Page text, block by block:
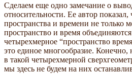
Сделаем еще одно замечание о
относительности. Ее автор показал,
пространства и времени не только
пространство и время
четырехмерное “пространство
это единое многообразие. Конечно,
в такой четырехмерной
мы здесь не будем на них